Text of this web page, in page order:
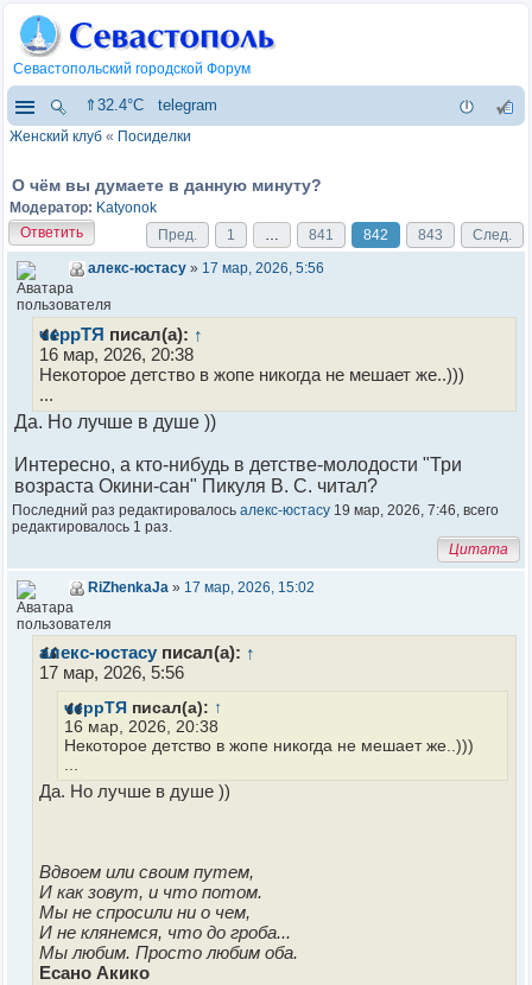
Севастопольский городской Форум
⇑32.4°C telegram
Женский клуб « Посиделки
О чём вы думаете в данную минуту?
Модератор: Katyonok
Ответить
Пред. 1 … 841 842 843 След.
алекс-юстасу » 17 мар, 2026, 5:56
черрТЯ писал(а): ↑
16 мар, 2026, 20:38
Некоторое детство в жопе никогда не мешает же..)))
...
Да. Но лучше в душе ))
Интересно, а кто-нибудь в детстве-молодости "Три
возраста Окини-сан" Пикуля В. С. читал?
Последний раз редактировалось алекс-юстасу 19 мар, 2026, 7:46, всего
редактировалось 1 раз.
Цитата
RiZhenkaJa » 17 мар, 2026, 15:02
алекс-юстасу писал(а): ↑
17 мар, 2026, 5:56
черрТЯ писал(а): ↑
16 мар, 2026, 20:38
Некоторое детство в жопе никогда не мешает же..)))
...
Да. Но лучше в душе ))
Вдвоем или своим путем,
И как зовут, и что потом.
Мы не спросили ни о чем,
И не клянемся, что до гроба...
Мы любим. Просто любим оба.
Есано Акико